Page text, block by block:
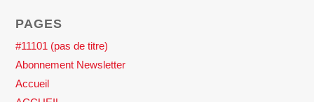
PAGES
#11101 (pas de titre)
Abonnement Newsletter
Accueil